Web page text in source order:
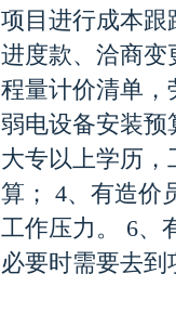
项目进行成本跟
进度款、洽商变
程量计价清单，
弱电设备安装预
大专以上学历
算； 4、有造价
工作压力。 6、
必要时需要去